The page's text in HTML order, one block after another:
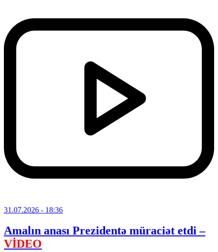
31.07.2026 - 18:36
Amalın anası Prezidentə müraciət etdi –
VİDEO